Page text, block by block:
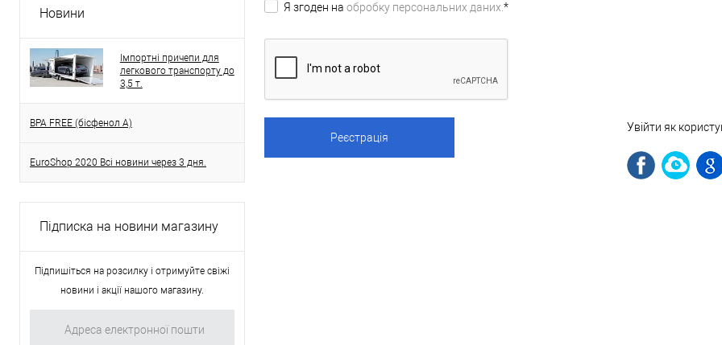
Новини
Імпортні причепи для
легкового транспорту до
3,5 т.
BPA FREE (бісфенол A)
EuroShop 2020 Всі новини через 3 дня.
Підписка на новини магазину
Підпишіться на розсилку і отримуйте свіжі
новини і акції нашого магазину.
Я згоден на обробку персональних даних.*
Увійти як